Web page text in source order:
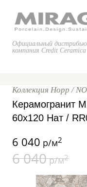
Официальный
компания Credit Ceramica
Коллекция Норр /
Керамогранит
60x120 Нат /
6 040 р/м2
6 040р/м2